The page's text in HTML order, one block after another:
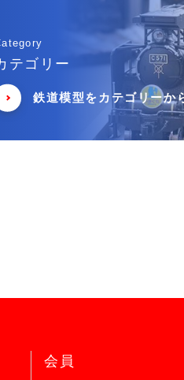
テゴリー
鉄道模型をカテゴリーか
会員